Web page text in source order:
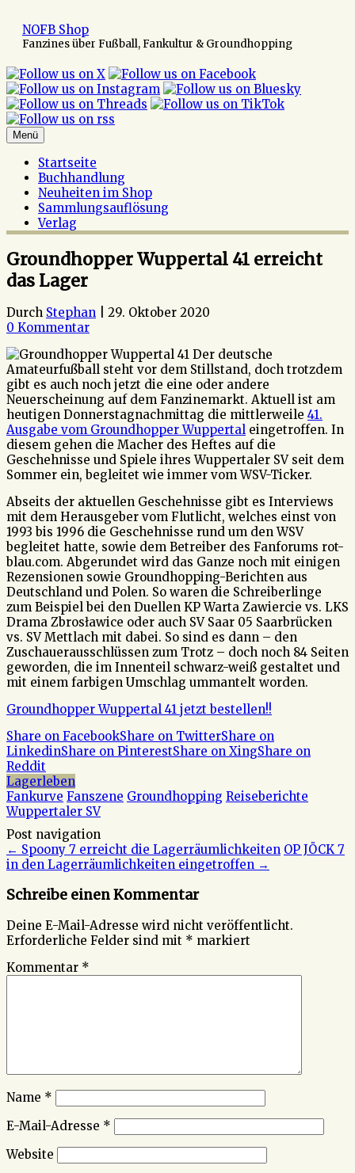
Inhalt
springen
NOFB Shop
Fanzines über Fußball, Fankultur & Groundhopping
Menü
Startseite
Buchhandlung
Neuheiten im Shop
Sammlungsauflösung
Verlag
Groundhopper Wuppertal 41 erreicht
das Lager
Durch Stephan
29. Oktober 2020
0 Kommentar
Der deutsche
Amateurfußball steht vor dem Stillstand, doch trotzdem
gibt es auch noch jetzt die eine oder andere
Neuerscheinung auf dem Fanzinemarkt. Aktuell ist am
heutigen Donnerstagnachmittag die mittlerweile 41.
Ausgabe vom Groundhopper Wuppertal eingetroffen. In
diesem gehen die Macher des Heftes auf die
Geschehnisse und Spiele ihres Wuppertaler SV seit dem
Sommer ein, begleitet wie immer vom WSV-Ticker.
Abseits der aktuellen Geschehnisse gibt es Interviews
mit dem Herausgeber vom Flutlicht, welches einst von
1993 bis 1996 die Geschehnisse rund um den WSV
begleitet hatte, sowie dem Betreiber des Fanforums rot-
blau.com. Abgerundet wird das Ganze noch mit einigen
Rezensionen sowie Groundhopping-Berichten aus
Deutschland und Polen. So waren die Schreiberlinge
zum Beispiel bei den Duellen KP Warta Zawiercie vs. LKS
Drama Zbrosławice oder auch SV Saar 05 Saarbrücken
vs. SV Mettlach mit dabei. So sind es dann – den
Zuschauerausschlüssen zum Trotz – doch noch 84 Seiten
geworden, die im Innenteil schwarz-weiß gestaltet und
mit einem farbigen Umschlag ummantelt worden.
Groundhopper Wuppertal 41 jetzt bestellen!!
Share on FacebookShare on TwitterShare on
LinkedinShare on PinterestShare on XingShare on
Reddit
Lagerleben
Fankurve Fanszene Groundhopping Reiseberichte
Wuppertaler SV
Post navigation
← Spoony 7 erreicht die Lagerräumlichkeiten OP JÖCK 7
in den Lagerräumlichkeiten eingetroffen →
Schreibe einen Kommentar
Deine E-Mail-Adresse wird nicht veröffentlicht.
Erforderliche Felder sind mit * markiert
Kommentar *
Name *
E-Mail-Adresse *
Website